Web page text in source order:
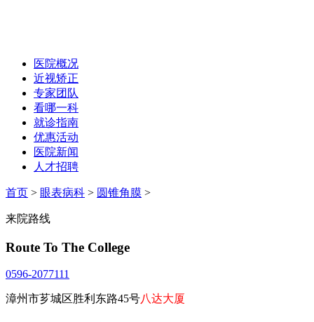
医院概况
近视矫正
专家团队
看哪一科
就诊指南
优惠活动
医院新闻
人才招聘
首页 > 眼表病科 > 圆锥角膜 >
来院路线
Route To The College
0596-2077111
漳州市芗城区胜利东路45号八达大厦